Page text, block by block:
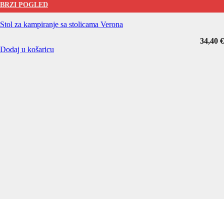
BRZI POGLED
Stol za kampiranje sa stolicama Verona
34,40 €
Dodaj u košaricu